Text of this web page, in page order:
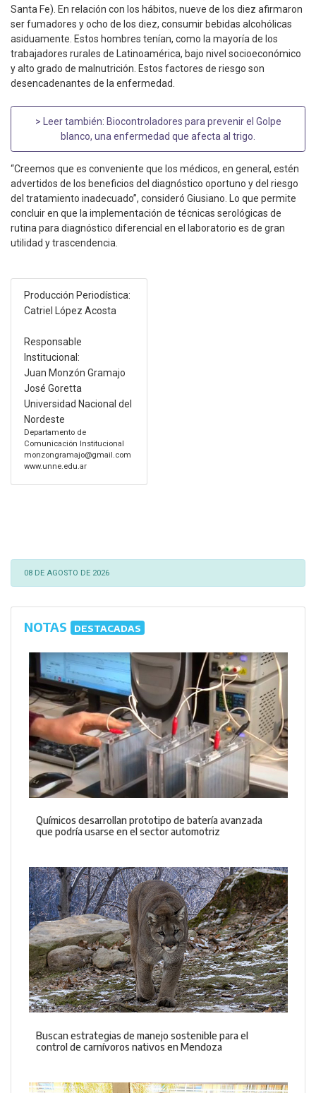
Santa Fe). En relación con los hábitos, nueve de los diez afirmaron
ser fumadores y ocho de los diez, consumir bebidas alcohólicas
asiduamente. Estos hombres tenían, como la mayoría de los
trabajadores rurales de Latinoamérica, bajo nivel socioeconómico
y alto grado de malnutrición. Estos factores de riesgo son
desencadenantes de la enfermedad.
> Leer también: Biocontroladores para prevenir el Golpe
blanco, una enfermedad que afecta al trigo
“Creemos que es conveniente que los médicos, en general, estén
advertidos de los beneficios del diagnóstico oportuno y del riesgo
del tratamiento inadecuado”, consideró Giusiano. Lo que permite
concluir en que la implementación de técnicas serológicas de
rutina para diagnóstico diferencial en el laboratorio es de gran
utilidad y trascendencia.
Producción Periodística:
Catriel López Acosta
Responsable
Institucional:
Juan Monzón Gramajo
José Goretta
Universidad Nacional del
Nordeste
Departamento de
Comunicación Institucional
monzongramajo@gmail.com
www.unne.edu.ar
08 DE AGOSTO DE 2026
NOTAS DESTACADAS
Químicos desarrollan prototipo de batería avanzada
que podría usarse en el sector automotriz
Buscan estrategias de manejo sostenible para el
control de carnívoros nativos en Mendoza